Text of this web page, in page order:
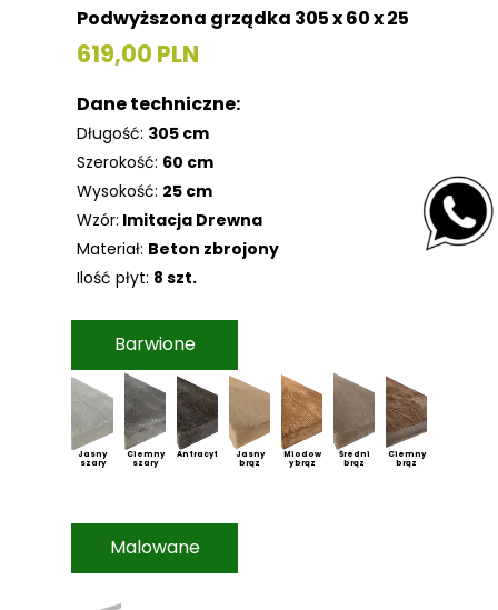
Podwyższona grządka 305 x 60 x 25
Dane techniczne:
Długość: 305 cm
Szerokość: 60 cm
Wysokość: 25 cm
Wzór: Imitacja Drewna
Materiał: Beton zbrojony
Ilość płyt: 8 szt.
619,00 PLN
Barwione
Malowane
Jasny
szary
Ciemny
szary
Antracyt
Jasny
brąz
Miodow
y brąz
Średni
brąz
Ciemny
brąz